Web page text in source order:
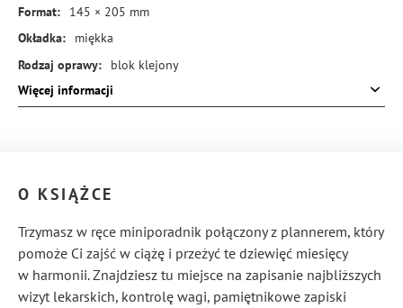
Format:
145 × 205 mm
Okładka:
miękka
Rodzaj oprawy:
blok klejony
ISBN:
978-83-8221-218-1
Więcej informacji
O KSIĄŻCE
Trzymasz w ręce miniporadnik połączony z plannerem, który
pomoże Ci zajść w ciążę i przeżyć te dziewięć miesięcy
w harmonii. Znajdziesz tu miejsce na zapisanie najbliższych
wizyt lekarskich, kontrolę wagi, pamiętnikowe zapiski